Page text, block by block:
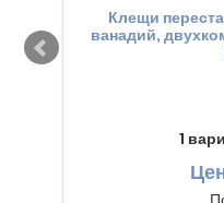
Клещи
ванадий,
1